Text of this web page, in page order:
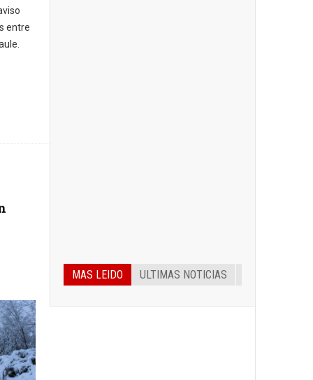
entre
MAS LEIDO ULTIMAS NOTICIAS